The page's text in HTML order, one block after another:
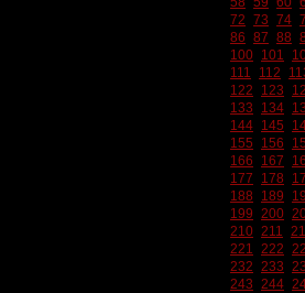
72 73 74
86 87 88
100 101
111
112
122
123
133
134
144 145
155
156
166
167
177
178
188
189
199 200
210 211
221 222
232 233
243 244